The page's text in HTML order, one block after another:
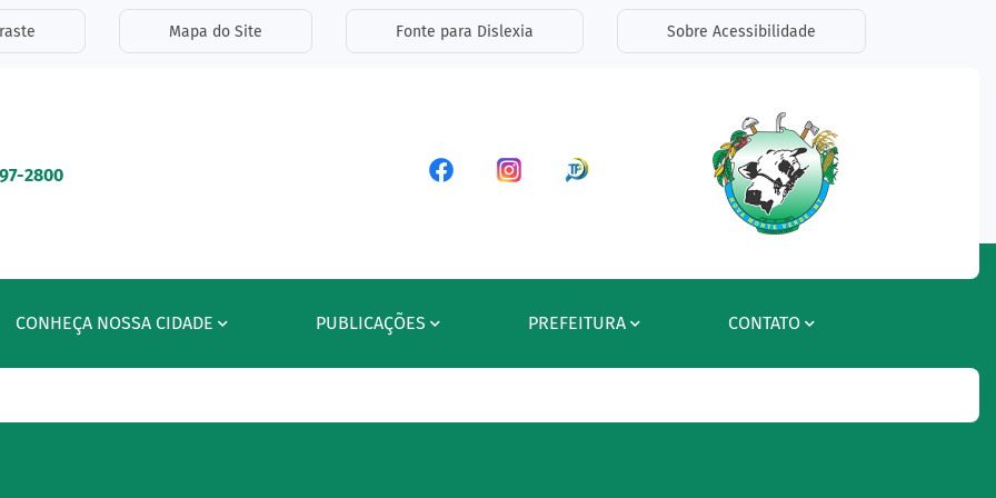
de acessibilidade
Mapa do Site Fonte para Dislexia Sobre Acessibilidade
2800 Acessar a Rede Social Facebook
Acessar a Rede Social Instagram
Acessar a Rede Social Radar
CONHEÇA NOSSA CIDADE PUBLICAÇÕES PREFEITURA CONTATO